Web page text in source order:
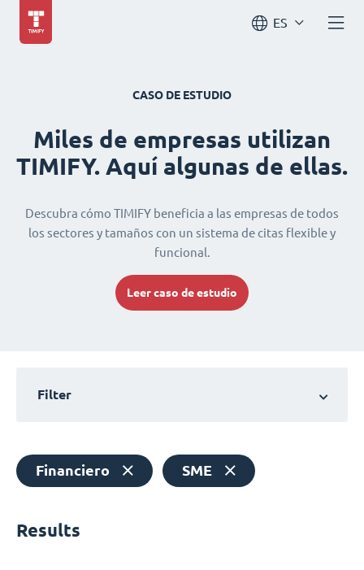
ES
CASO DE ESTUDIO
Miles de empresas utilizan
TIMIFY. Aquí algunas de ellas.
Descubra cómo TIMIFY beneficia a las empresas de todos
los sectores y tamaños con un sistema de citas flexible y
funcional.
Leer caso de estudio
Filter
Financiero SME
Results